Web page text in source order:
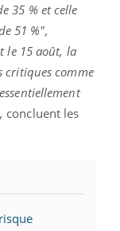
35 % et celle
51 %",
le 15 août, la
critiques comme
concluent les